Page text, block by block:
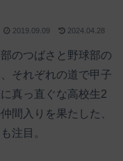
2019.09.09 2024.04.28
のつばさと野球部の
それぞれの道で甲子
真っ直ぐな高校生2
間入りを果たした、
注目。